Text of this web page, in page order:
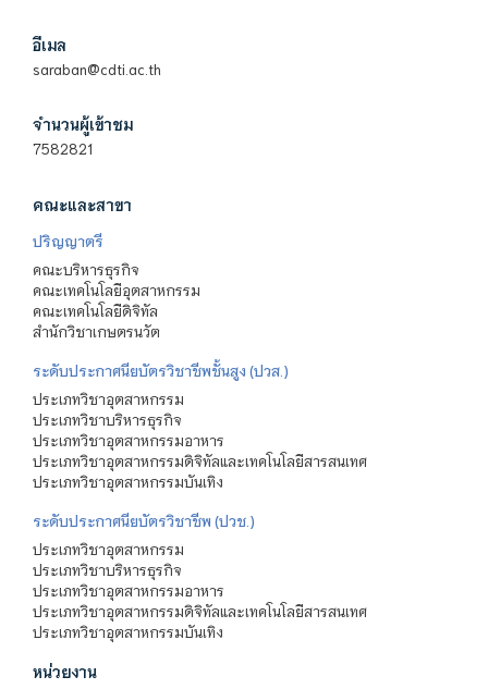
อีเมล
saraban@cdti.ac.th
จำนวนผู้เข้าชม
7582821
คณะและสาขา
ปริญญาตรี
คณะบริหารธุรกิจ
คณะเทคโนโลยีอุตสาหกรรม
คณะเทคโนโลยีดิจิทัล
สำนักวิชาเกษตรนวัต
ระดับประกาศนียบัตรวิชาชีพชั้นสูง (ปวส.)
ประเภทวิชาอุตสาหกรรม
ประเภทวิชาบริหารธุรกิจ
ประเภทวิชาอุตสาหกรรมอาหาร
ประเภทวิชาอุตสาหกรรมดิจิทัลและเทคโนโลยีสารสนเทศ
ประเภทวิชาอุตสาหกรรมบันเทิง
ระดับประกาศนียบัตรวิชาชีพ (ปวช.)
ประเภทวิชาอุตสาหกรรม
ประเภทวิชาบริหารธุรกิจ
ประเภทวิชาอุตสาหกรรมอาหาร
ประเภทวิชาอุตสาหกรรมดิจิทัลและเทคโนโลยีสารสนเทศ
ประเภทวิชาอุตสาหกรรมบันเทิง
หน่วยงาน